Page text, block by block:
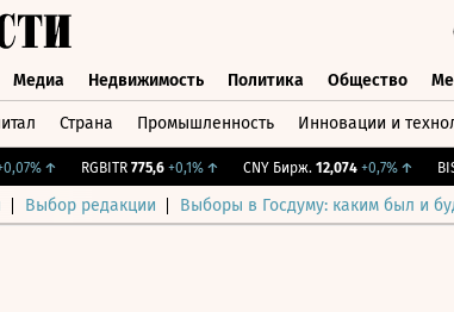
Медиа Недвижимость Политика Общество
Страна Промышленность Инновации и
↑ RGBITR 775,6 +0,1%↑ CNY Бирж. 12,074 +0,7%↑
Выбор редакции Выборы в Госдуму: каким был и